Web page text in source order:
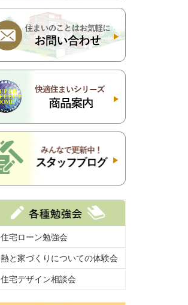
住宅ローン勉強会
熱と家づくりについての体験会
住宅デザイン相談会